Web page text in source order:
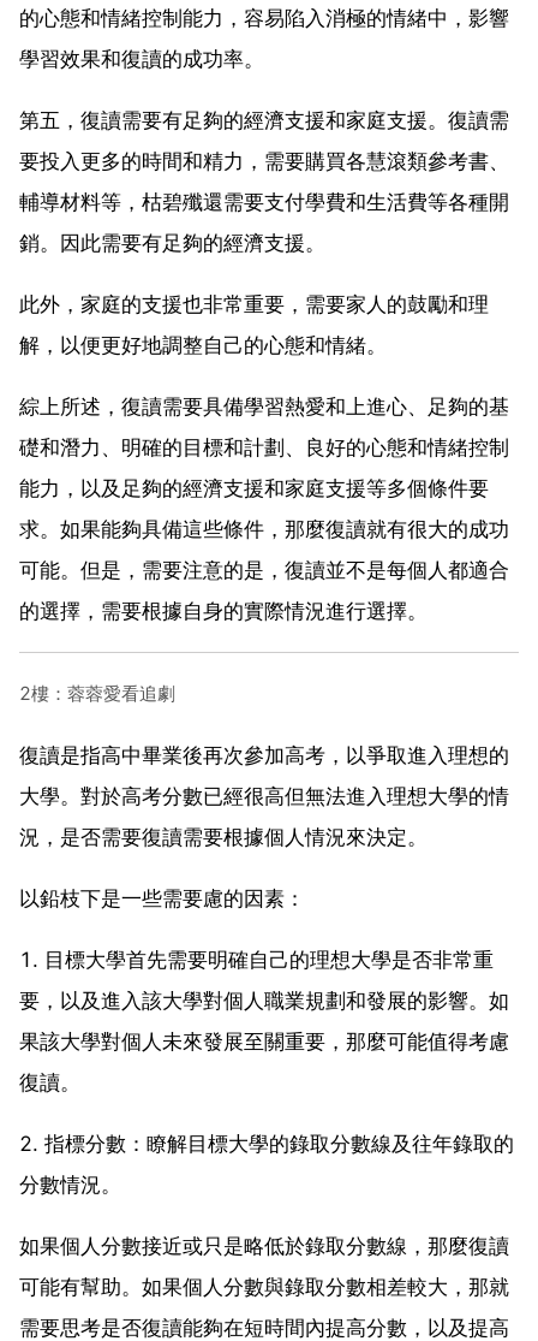
的心態和情緒控制能力，容易陷入消極的情緒中，影響
學習效果和復讀的成功率。
第五，復讀需要有足夠的經濟支援和家庭支援。復讀需
要投入更多的時間和精力，需要購買各慧滾類參考書、
輔導材料等，枯碧殲還需要支付學費和生活費等各種開
銷。因此需要有足夠的經濟支援。
此外，家庭的支援也非常重要，需要家人的鼓勵和理
解，以便更好地調整自己的心態和情緒。
綜上所述，復讀需要具備學習熱愛和上進心、足夠的基
礎和潛力、明確的目標和計劃、良好的心態和情緒控制
能力，以及足夠的經濟支援和家庭支援等多個條件要
求。如果能夠具備這些條件，那麼復讀就有很大的成功
可能。但是，需要注意的是，復讀並不是每個人都適合
的選擇，需要根據自身的實際情況進行選擇。
2樓：蓉蓉愛看追劇
復讀是指高中畢業後再次參加高考，以爭取進入理想的
大學。對於高考分數已經很高但無法進入理想大學的情
況，是否需要復讀需要根據個人情況來決定。
以鉛枝下是一些需要慮的因素：
1. 目標大學首先需要明確自己的理想大學是否非常重
要，以及進入該大學對個人職業規劃和發展的影響。如
果該大學對個人未來發展至關重要，那麼可能值得考慮
復讀。
2. 指標分數：瞭解目標大學的錄取分數線及往年錄取的
分數情況。
如果個人分數接近或只是略低於錄取分數線，那麼復讀
可能有幫助。如果個人分數與錄取分數相差較大，那就
需要思考是否復讀能夠在短時間內提高分數，以及提高